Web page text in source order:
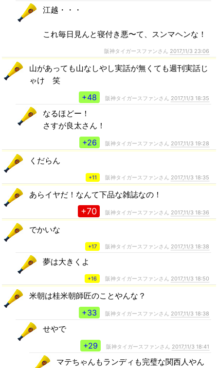
江越・・・
これ毎日見んと寝付き悪〜て、スンマヘンな！
阪神タイガースファンさん 2017,11/3 23:06
山があっても山なしやし実話が無くても週刊実話じ
ゃけ 笑
+48
阪神タイガースファンさん 2017,11/3 18:35
なるほどー！
さすが良太さん！
+26
阪神タイガースファンさん 2017,11/3 19:28
くだらん
+11 阪神タイガースファンさん 2017,11/3 18:35
あらイヤだ！なんて下品な雑誌なの！
+70 阪神タイガースファンさん 2017,11/3 18:36
でかいな
+17 阪神タイガースファンさん 2017,11/3 18:38
夢は大きくよ
+16 阪神タイガースファンさん 2017,11/3 18:50
米朝は桂米朝師匠のことやんな？
+33
阪神タイガースファンさん 2017,11/3 18:38
せやで
+29
阪神タイガースファンさん 2017,11/3 18:41
マテちゃんもランディも完璧な関西人やん